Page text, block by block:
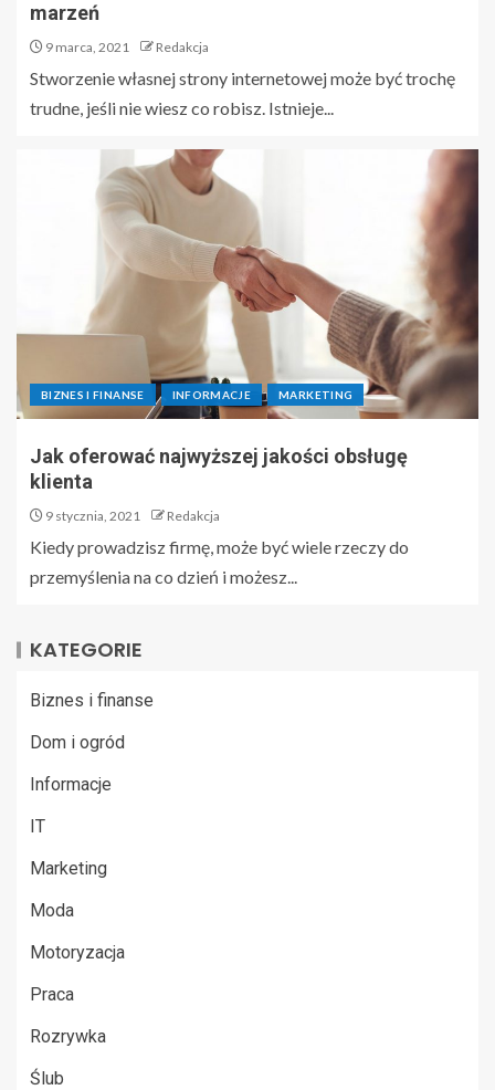
marzeń
9 marca, 2021 Redakcja
Stworzenie własnej strony internetowej może być trochę
trudne, jeśli nie wiesz co robisz. Istnieje...
BIZNES I FINANSE INFORMACJE MARKETING
Jak oferować najwyższej jakości obsługę
klienta
9 stycznia, 2021 Redakcja
Kiedy prowadzisz firmę, może być wiele rzeczy do
przemyślenia na co dzień i możesz...
KATEGORIE
Biznes i finanse
Dom i ogród
Informacje
IT
Marketing
Moda
Motoryzacja
Praca
Rozrywka
Ślub